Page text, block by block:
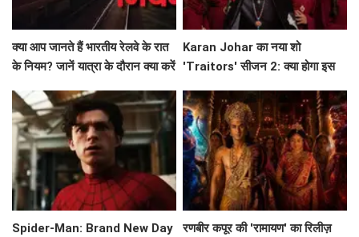
क्या आप जानते हैं भारतीय रेलवे के रात
के नियम? जानें यात्रा के दौरान क्या करें
Karan Johar का नया शो
'Traitors' सीजन 2: क्या होगा इस
Spider-Man: Brand New Day
रणबीर कपूर की 'रामायण' का रिलीज़